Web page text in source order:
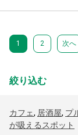
1 2 次へ
絞り込む
カフェ, 居酒屋, プ
が吸えるスポット